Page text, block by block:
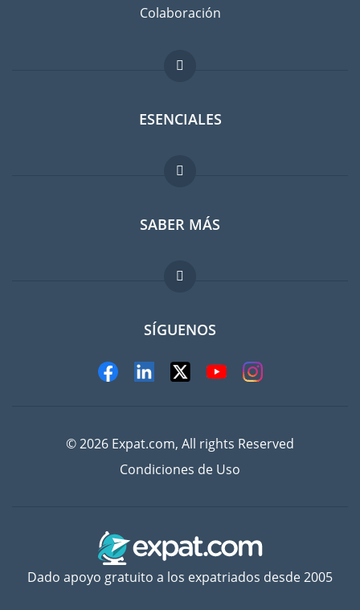
Evitar el riesgo de dañosColaboración
ESENCIALES
Foro para expatriados
Guia para expatriados
Trabajos en el extranjero
SABER MÁS
FAQ
SÍGUENOS
© 2026 Expat.com, All rights Reserved
Condiciones de Uso
Dado apoyo gratuito a los expatriados desde 2005